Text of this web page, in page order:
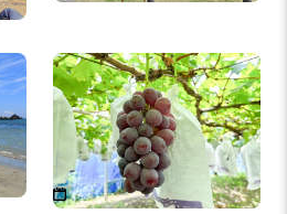
ぶどう狩り／御所観光組
合
8月22日（金）～9月25日
（木）（早期終了の場合あ
り） ※2025年は終了しま